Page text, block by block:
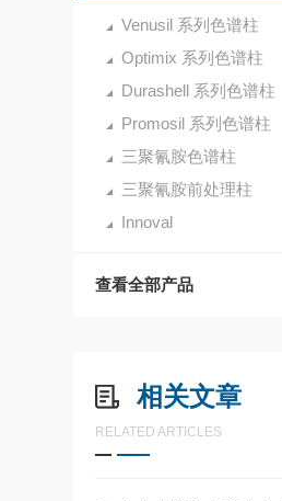
Venusil 系列色谱柱
Optimix 系列色谱柱
Durashell 系列色谱柱
Promosil 系列色谱柱
三聚氰胺色谱柱
三聚氰胺前处理柱
Innoval
查看全部产品
相关文章
RELATED ARTICLES